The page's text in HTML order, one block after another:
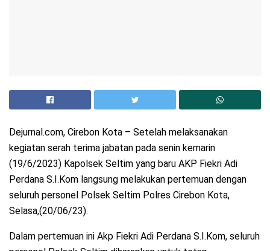
Dejurnal.com, Cirebon Kota – Setelah melaksanakan
kegiatan serah terima jabatan pada senin kemarin
(19/6/2023) Kapolsek Seltim yang baru AKP Fiekri Adi
Perdana S.I.Kom langsung melakukan pertemuan dengan
seluruh personel Polsek Seltim Polres Cirebon Kota,
Selasa,(20/06/23).
Dalam pertemuan ini Akp Fiekri Adi Perdana S.I.Kom, seluruh